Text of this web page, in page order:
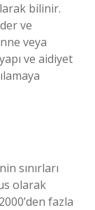
bilinir.
ve
veya
ve aidiyet
sınırları
olarak
fazla